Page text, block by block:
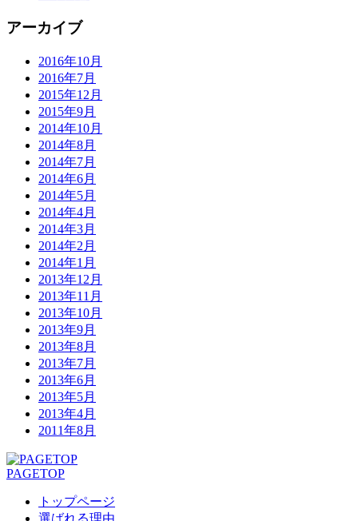
アーカイブ
2016年10月
2016年7月
2015年12月
2015年9月
2014年10月
2014年8月
2014年7月
2014年6月
2014年5月
2014年4月
2014年3月
2014年2月
2014年1月
2013年12月
2013年11月
2013年10月
2013年9月
2013年8月
2013年7月
2013年6月
2013年5月
2013年4月
2011年8月
PAGETOP
トップページ